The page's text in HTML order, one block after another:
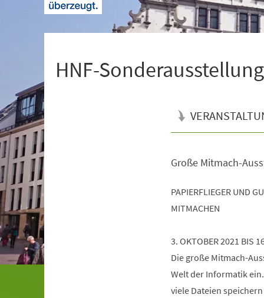
HNF-
Große Mitmach-
PAPIERFLIEGER UND
MITMACHEN
3. OKTOBER 2021 BIS
Die große Mitmach-
Welt der Informatik
viele Dateien